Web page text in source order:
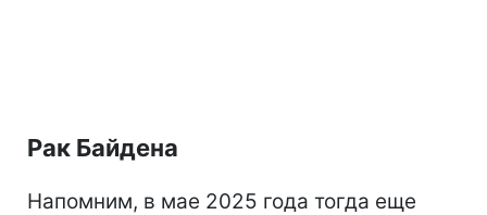
Рак Байдена
Напомним, в мае 2025 года тогда еще